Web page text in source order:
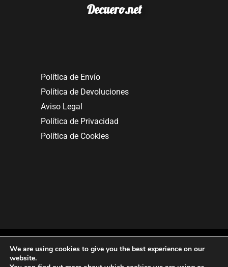
Decuero.net
Política de Envío
Política de Devoluciones
Aviso Legal
Política de Privacidad
Política de Cookies
We are using cookies to give you the best experience on our
website.